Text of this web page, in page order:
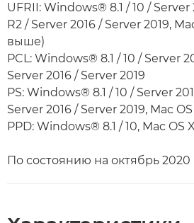
UFRII: Windows® 8.1 / 10 / Server
R2 / Server 2016 / Server 2019,
выше)
PCL: Windows® 8.1 / 10 / Server
Server 2016 / Server 2019
PS: Windows® 8.1 / 10 / Server
Server 2016 / Server 2019, Mac
PPD: Windows® 8.1 / 10, Mac OS
По состоянию на октябрь 2020